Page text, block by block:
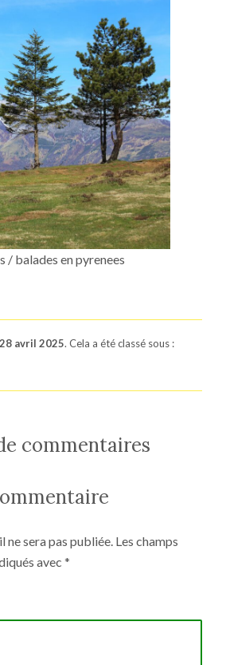
/ balades en pyrenees
28 avril 2025. Cela a été classé sous :
commentaires
ne sera pas publiée. Les champs
avec *